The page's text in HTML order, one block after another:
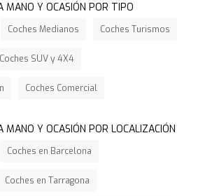
MANO Y OCASIÓN POR TIPO
Coches Medianos Coches Turismos
Coches SUV y 4X4
Coches Comercial
MANO Y OCASIÓN POR LOCALIZACIÓN
Coches en Barcelona
Coches en Tarragona